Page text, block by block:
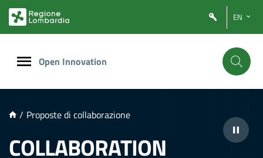
PRINCIPALE
EN
Open Innovation
/ Proposte di collaborazione
COLLABORATION